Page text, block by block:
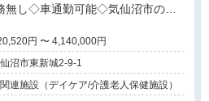
し◇車通勤可能◇気仙沼市の医
年収 3,120,520円 〜 4,140,000円
沼市東新城2-9-1
連施設（デイケア/介護老人保健施設）